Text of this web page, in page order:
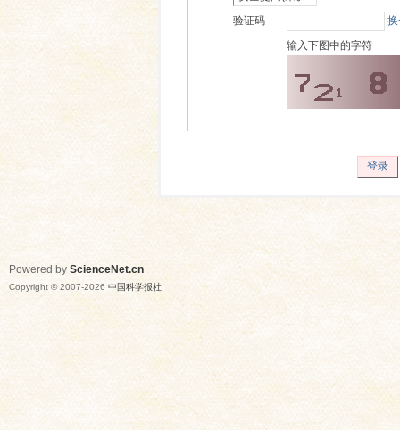
验证码
输入下图中的字符
登录
Powered by ScienceNet.cn
Copyright © 2007-2026 中国科学报社